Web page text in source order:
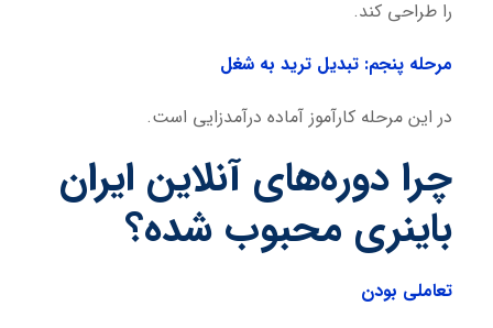
را طراحی کند.
مرحله پنجم: تبدیل ترید به شغل
در این مرحله کارآموز آماده درآمدزایی است.
چرا دوره‌های آنلاین ایران
باینری محبوب شده؟
تعاملی بودن